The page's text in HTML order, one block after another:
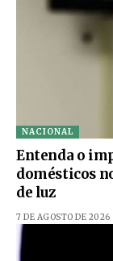
NACIONAL
Entenda o
domésticos
de luz
7 DE AGOSTO DE 2026